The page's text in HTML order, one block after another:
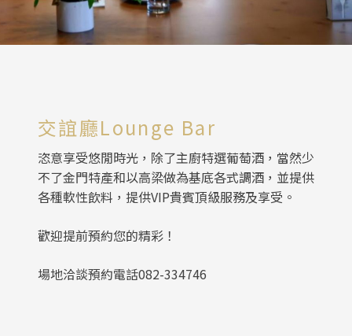
交誼廳Lounge Bar
恣意享受悠閒時光，除了主廚特選葡萄酒，當然少
不了金門特產和以高梁做為基底各式調酒，並提供
各種軟性飲料，提供VIP貴賓頂級服務及享受。
歡迎提前預約您的精彩！
場地洽談預約電話082-334746